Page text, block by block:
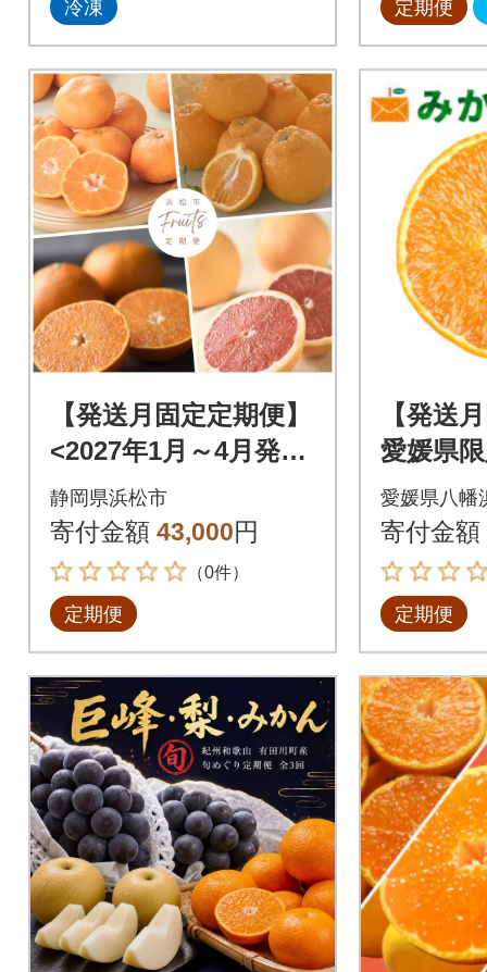
冷凍 定期便
【発送月固定定期便】
<2027年1月～4月発送
>静岡県浜松市の柑橘
全4回
静岡県浜松市
寄付金額 43,000円
（0件）
定期便
【発送
愛媛県
【G33-
愛媛県八幡
寄付金額
定期便